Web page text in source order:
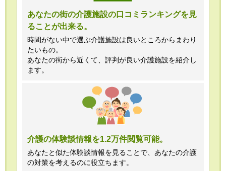
あなたの街の介護施設の口コミランキングを見
ることが出来る。
時間がない中で選ぶ介護施設は良いところからまわり
たいもの。
あなたの街から近くて、評判が良い介護施設を紹介し
ます。
介護の体験談情報を1.2万件閲覧可能。
あなたと似た体験談情報を見ることで、あなたの介護
の対策を考えるのに役立ちます。